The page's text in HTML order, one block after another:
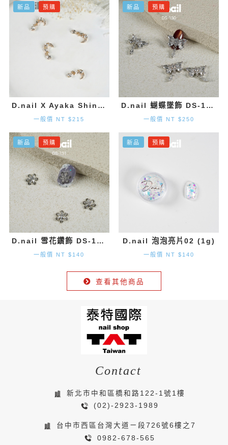
新品 預購
D.nail X Ayaka Shinohara 月亮墜飾-金色 (2入)
一般價 NT $215
新品 預購
D.nail 蝴蝶墜飾 DS-130 (20mm×1.9mm) 2入
一般價 NT $250
新品 預購
D.nail 雪花鑽飾 DS-131 (9.7mm×8.2mm) 2入
一般價 NT $140
新品 預購
D.nail 泡泡亮片02 (1g)
一般價 NT $140
查看其他商品
Contact
新北市中和區橋和路122-1號1樓
(02)-2923-1989
台中市西區台灣大道ㄧ段726號6樓之7
0982-678-565